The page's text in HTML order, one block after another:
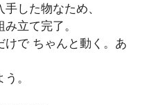
した物なため、
立て完了。
けで ちゃんと動く。あ
。